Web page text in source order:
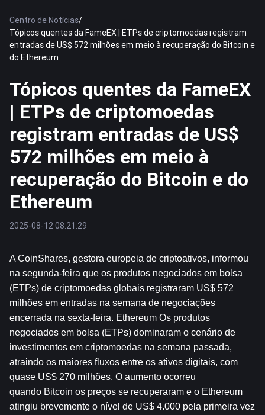
Centro de Notícias/
Tópicos quentes da FameEX | ETPs de criptomoedas registram
entradas de US$ 572 milhões em meio à recuperação do Bitcoin e
do Ethereum
Tópicos quentes da FameEX
| ETPs de criptomoedas
registram entradas de US$
572 milhões em meio à
recuperação do Bitcoin e do
Ethereum
2025-08-12 08:21:29
A CoinShares, gestora europeia de criptoativos, informou
na segunda-feira que os produtos negociados em bolsa
(ETPs) de criptomoedas globais registraram US$ 572
milhões em entradas na semana de negociações
encerrada na sexta-feira. Ethereum Os produtos
negociados em bolsa (ETPs) dominaram o cenário de
investimentos em criptomoedas na semana passada,
atraindo os maiores fluxos entre os ativos digitais, com
quase US$ 270 milhões. O aumento ocorreu
quando Bitcoin os preços se recuperaram e o Ethereum
atingiu brevemente o nível de US$ 4.000 pela primeira vez